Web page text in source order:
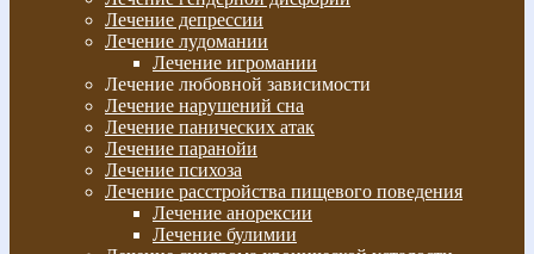
Лечение депрессии
Лечение лудомании
Лечение игромании
Лечение любовной зависимости
Лечение нарушений сна
Лечение панических атак
Лечение паранойи
Лечение психоза
Лечение расстройства пищевого поведения
Лечение анорексии
Лечение булимии